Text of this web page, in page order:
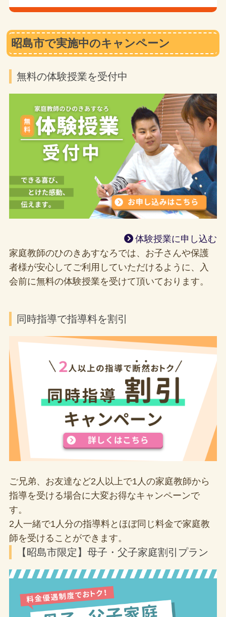
昭島市で実施中のキャンペーン
無料の体験授業を受付中
体験授業に申し込む
家庭教師のひのきあすなろでは、お子さんや保護
者様が安心してご利用していただけるように、入
会前に無料の体験授業を受けて頂いております。
同時指導で指導料を割引
ご兄弟、お友達など2人以上で1人の家庭教師から
指導を受ける場合に大変お得なキャンペーンで
す。
2人一緒で1人分の指導料とほぼ同じ料金で家庭教
師を受けることができます。
【昭島市限定】母子・父子家庭割引プラン